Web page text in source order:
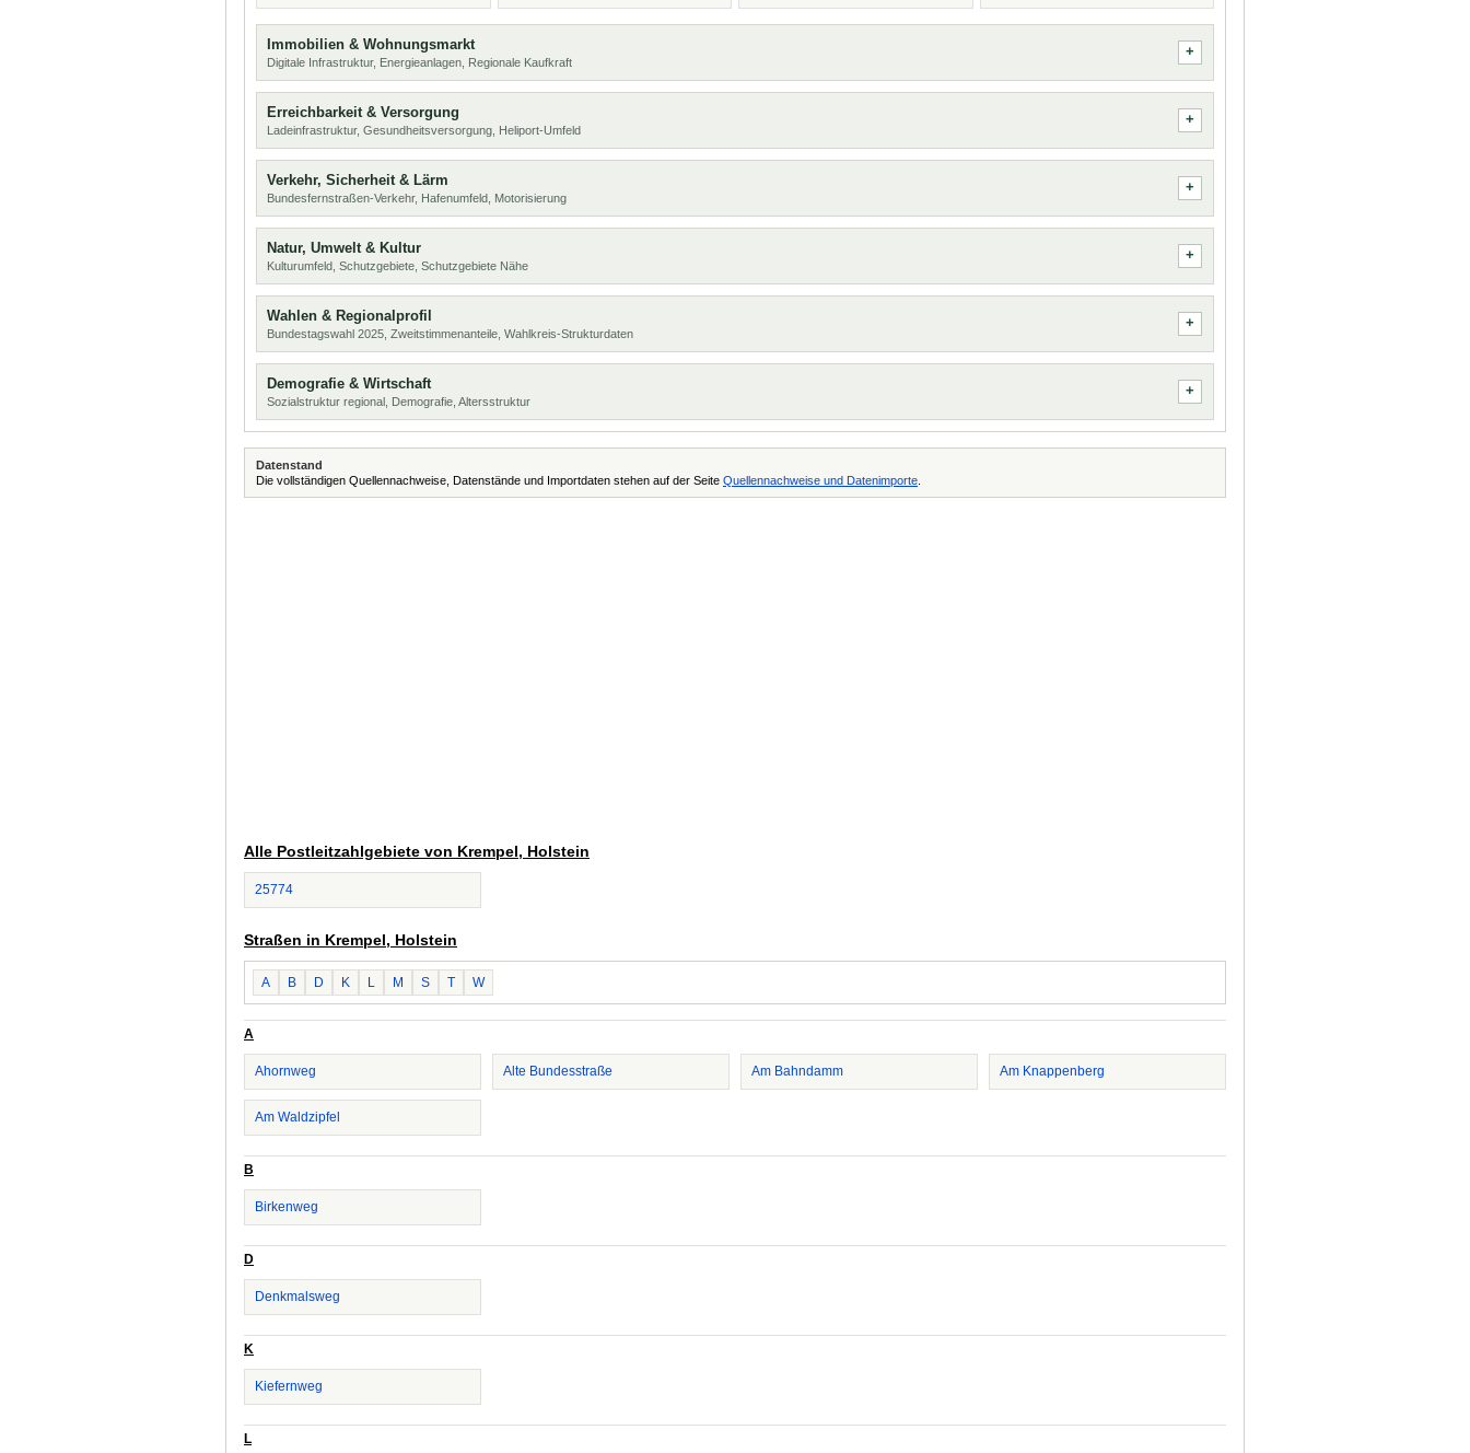
Immobilien & Wohnungsmarkt
Digitale Infrastruktur, Energieanlagen, Regionale Kaufkraft
Erreichbarkeit & Versorgung
Ladeinfrastruktur, Gesundheitsversorgung, Heliport-Umfeld
Verkehr, Sicherheit & Lärm
Bundesfernstraßen-Verkehr, Hafenumfeld, Motorisierung
Natur, Umwelt & Kultur
Kulturumfeld, Schutzgebiete, Schutzgebiete Nähe
Wahlen & Regionalprofil
Bundestagswahl 2025, Zweitstimmenanteile, Wahlkreis-Strukturdaten
Demografie & Wirtschaft
Sozialstruktur regional, Demografie, Altersstruktur
Datenstand
Die vollständigen Quellennachweise, Datenstände und Importdaten stehen auf der Seite Quellennachweise und Datenimporte
Alle Postleitzahlgebiete von Krempel, Holstein
25774
Straßen in Krempel, Holstein
A B D K L M S T W
A
Ahornweg Alte Bundesstraße Am Bahndamm Am Knappenberg
Am Waldzipfel
B
Birkenweg
D
Denkmalsweg
K
Kiefernweg
L